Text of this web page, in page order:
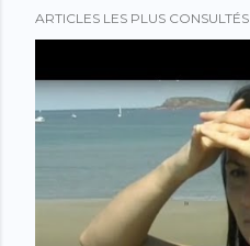
ARTICLES LES PLUS CONSULTÉS